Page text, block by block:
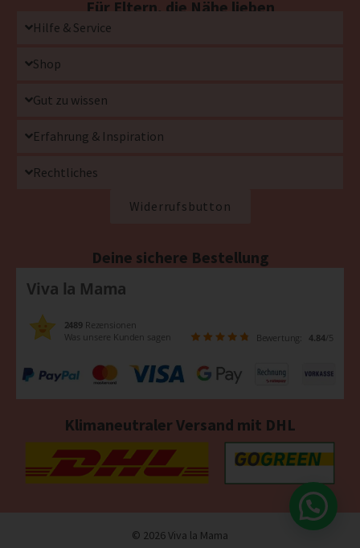
Für Eltern, die Nähe lieben
Hilfe & Service
Shop
Gut zu wissen
Erfahrung & Inspiration
Rechtliches
Widerrufsbutton
Deine sichere Bestellung
Viva la Mama
2489 Rezensionen
Was unsere Kunden sagen
Bewertung: 4.84/5
Klimaneutraler Versand mit DHL
© 2026 Viva la Mama